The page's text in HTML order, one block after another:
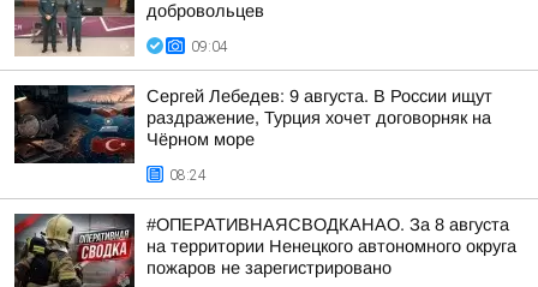
добровольцев
09:04
Сергей Лебедев: 9 августа. В России ищут
раздражение, Турция хочет договорняк на
Чёрном море
08:24
#ОПЕРАТИВНАЯСВОДКАНАО. За 8 августа
на территории Ненецкого автономного округа
пожаров не зарегистрировано